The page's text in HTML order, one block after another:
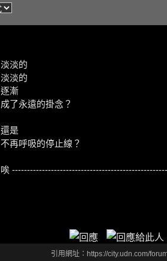
淡淡的
淡淡的
逐漸
成了永遠的掛念？
還是
不再呼吸的停止線？
唉
引用網址：https://city.udn.com/